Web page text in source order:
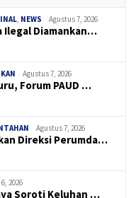
, NEWS Agustus 7, 2026
Ilegal Diamankan…
Agustus 7, 2026
Forum PAUD …
Agustus 7, 2026
Direksi Perumda…
2026
Soroti Keluhan …